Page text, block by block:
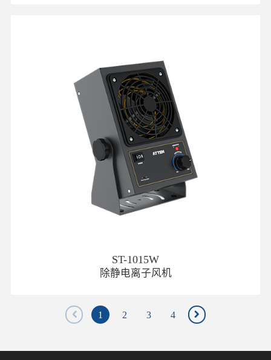
ST-1015W
除静电离子风机
1 2 3 4